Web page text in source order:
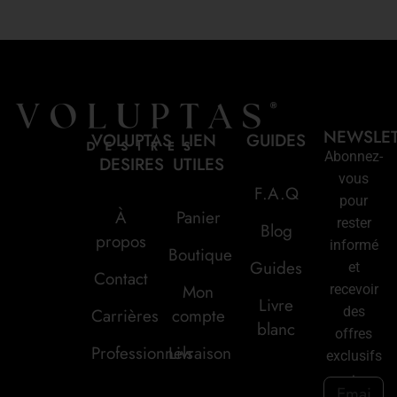
VOLUPTAS
DESIRES
À
propos
Contact
Carrières
Professionnels
LIEN
UTILES
Panier
Boutique
Mon
compte
Livraison
GUIDES
F.A.Q
Blog
Guides
Livre
blanc
Abonnez-
vous
pour
rester
informé
et
recevoir
des
offres
exclusifs
: